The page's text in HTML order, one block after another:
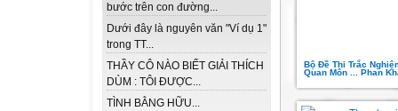
bước trên con đường...
Dưới đây là nguyên văn "Ví dụ 1"
trong TT...
THẦY CÔ NÀO BIẾT GIẢI THÍCH
DÙM : TÔI ĐƯỢC...
TÌNH BẰNG HỮU...
Bộ Đề Thi Trắc
Quan Môn ... Phan